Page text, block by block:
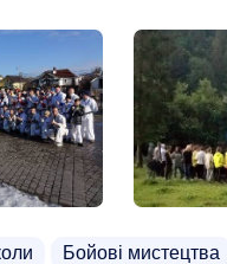
Бойові мистецтва